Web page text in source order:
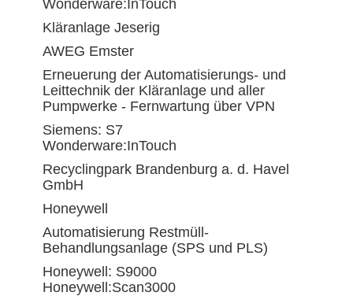
Wonderware:InTouch
Kläranlage Jeserig
AWEG Emster
Erneuerung der Automatisierungs- und
Leittechnik der Kläranlage und aller
Pumpwerke - Fernwartung über VPN
Siemens: S7
Wonderware:InTouch
Recyclingpark Brandenburg a. d. Havel
GmbH
Honeywell
Automatisierung Restmüll-
Behandlungsanlage (SPS und PLS)
Honeywell: S9000
Honeywell:Scan3000